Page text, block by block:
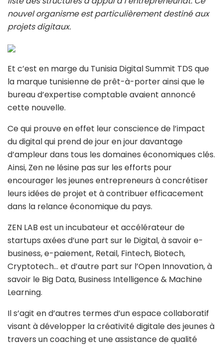
nouvel organisme est particulièrement destiné aux
projets digitaux.
Et c’est en marge du Tunisia Digital Summit TDS que
la marque tunisienne de prêt-à-porter ainsi que le
bureau d’expertise comptable avaient annoncé
cette nouvelle.
Ce qui prouve en effet leur conscience de l’impact
du digital qui prend de jour en jour davantage
d’ampleur dans tous les domaines économiques clés.
Ainsi, Zen ne lésine pas sur les efforts pour
encourager les jeunes entrepreneurs à concrétiser
leurs idées de projet et à contribuer efficacement
dans la relance économique du pays.
ZEN LAB est un incubateur et accélérateur de
startups axées d’une part sur le Digital, à savoir e-
business, e-paiement, Retail, Fintech, Biotech,
Cryptotech… et d’autre part sur l’Open Innovation, à
savoir le Big Data, Business Intelligence & Machine
Learning.
Il s’agit en d’autres termes d’un espace collaboratif
visant à développer la créativité digitale des jeunes à
travers un coaching et une assistance de qualité